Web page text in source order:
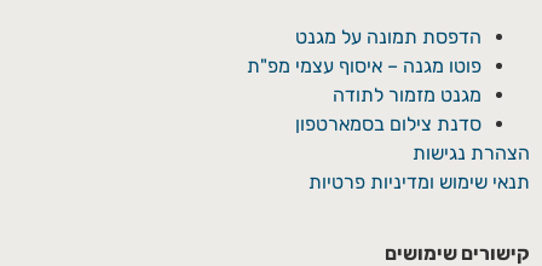
הדפסת תמונה על מגנט
פוטו מגנה – איסוף עצמי מפ"ת
מגנט מזמור לתודה
סדנת צילום בסמארטפון
הצהרת נגישות
תנאי שימוש ומדיניות פרטיות
קישורים שימושים